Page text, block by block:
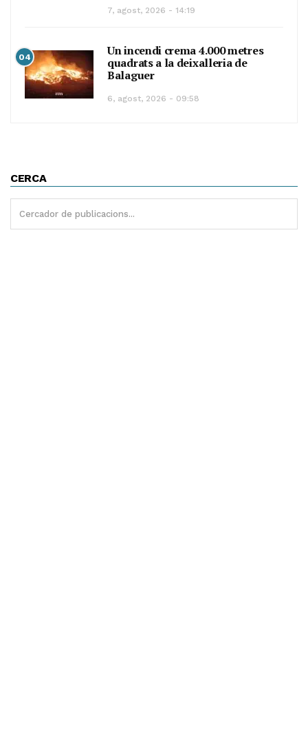
7, agost, 2026 - 14:19
04
Un incendi crema 4.000 metres
quadrats a la deixalleria de
Balaguer
6, agost, 2026 - 09:58
CERCA